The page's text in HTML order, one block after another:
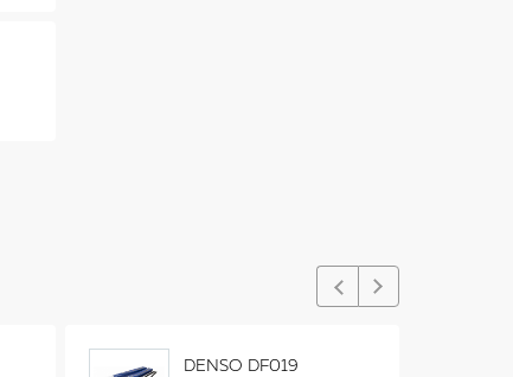
DENSO DF019